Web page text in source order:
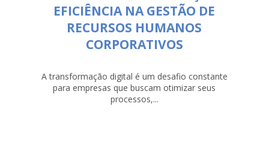
EFICIÊNCIA NA GESTÃO DE
RECURSOS HUMANOS
CORPORATIVOS
A transformação digital é um desafio constante
para empresas que buscam otimizar seus
processos,...